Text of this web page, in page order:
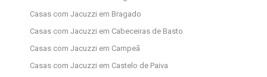
Casas com Jacuzzi em Bragado
Casas com Jacuzzi em Cabeceiras de Basto
Casas com Jacuzzi em Campeã
Casas com Jacuzzi em Castelo de Paiva